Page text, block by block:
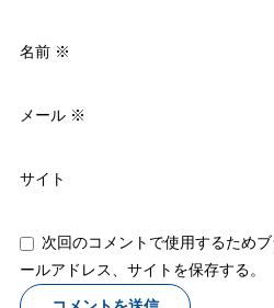
名前 ※
メール ※
サイト
次回のコメントで使用するため
ールアドレス、サイトを保存する。